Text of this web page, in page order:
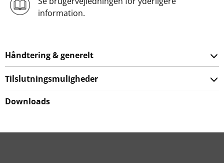
information.
Håndtering & generelt
Tilslutningsmuligheder
Downloads